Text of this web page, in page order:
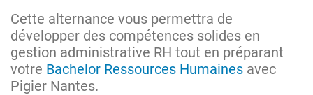
Cette alternance vous permettra de
développer des compétences solides en
gestion administrative RH tout en préparant
votre Bachelor Ressources Humaines avec
Pigier Nantes.